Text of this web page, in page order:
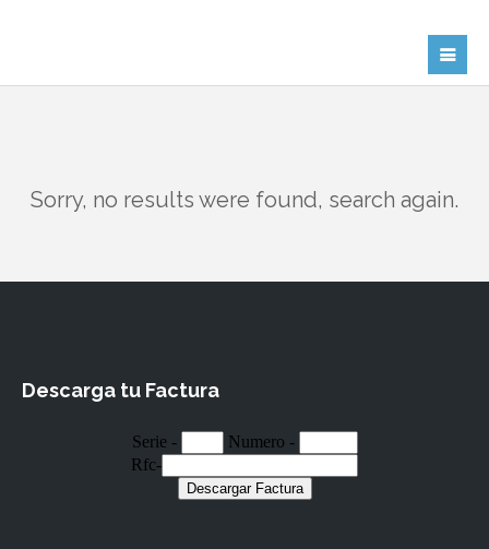
Sorry, no results were found, search again.
Descarga tu Factura